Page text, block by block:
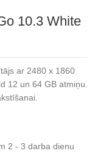
10.3 White
ar 2480 x 1860
12 un 64 GB atmiņu.
2 - 3 darba dienu